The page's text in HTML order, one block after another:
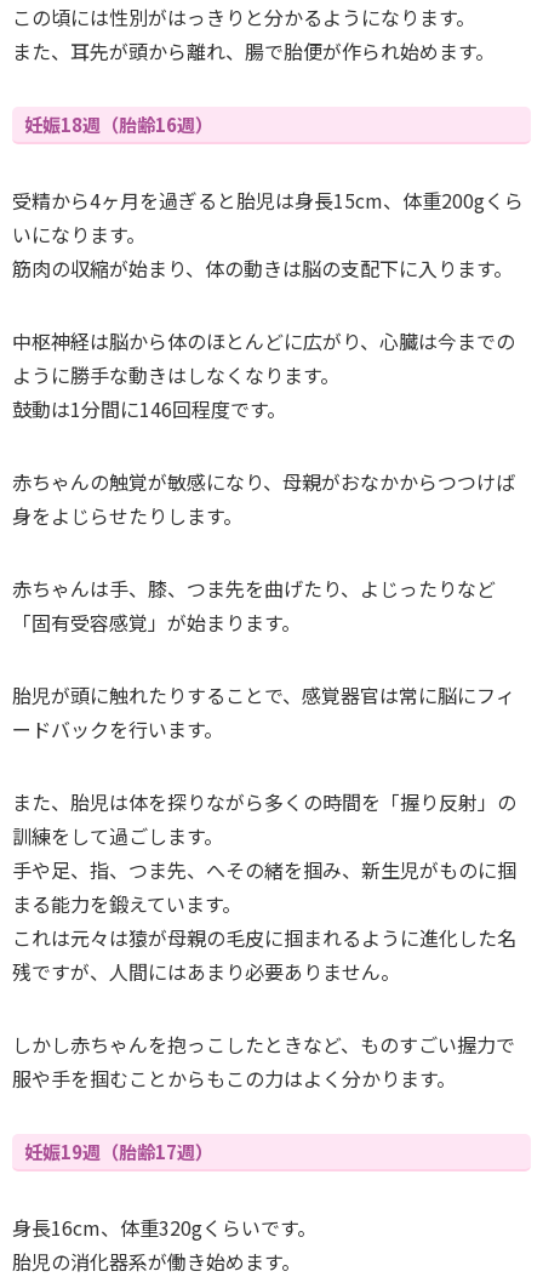
この頃には性別がはっきりと分かるようになります。
また、耳先が頭から離れ、腸で胎便が作られ始めます。
妊娠18週（胎齢16週）
受精から4ヶ月を過ぎると胎児は身長15cm、体重200gくら
いになります。
筋肉の収縮が始まり、体の動きは脳の支配下に入ります。
中枢神経は脳から体のほとんどに広がり、心臓は今までの
ように勝手な動きはしなくなります。
鼓動は1分間に146回程度です。
赤ちゃんの触覚が敏感になり、母親がおなかからつつけば
身をよじらせたりします。
赤ちゃんは手、膝、つま先を曲げたり、よじったりなど
「固有受容感覚」が始まります。
胎児が頭に触れたりすることで、感覚器官は常に脳にフィ
ードバックを行います。
また、胎児は体を探りながら多くの時間を「握り反射」の
訓練をして過ごします。
手や足、指、つま先、へその緒を掴み、新生児がものに掴
まる能力を鍛えています。
これは元々は猿が母親の毛皮に掴まれるように進化した名
残ですが、人間にはあまり必要ありません。
しかし赤ちゃんを抱っこしたときなど、ものすごい握力で
服や手を掴むことからもこの力はよく分かります。
妊娠19週（胎齢17週）
身長16cm、体重320gくらいです。
胎児の消化器系が働き始めます。